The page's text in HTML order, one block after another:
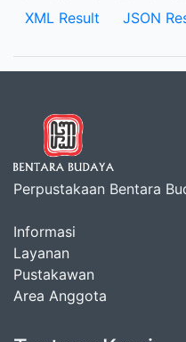
XML Result JSON
Perpustakaan Bentara
Informasi
Layanan
Pustakawan
Area Anggota